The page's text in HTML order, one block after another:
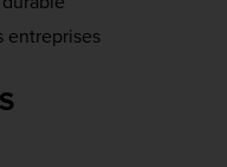
entreprises